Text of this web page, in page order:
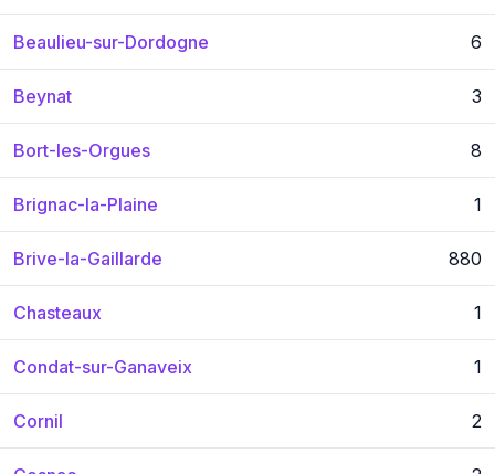
Beaulieu-sur-Dordogne 6
Beynat 3
Bort-les-Orgues 8
Brignac-la-Plaine 1
Brive-la-Gaillarde 880
Chasteaux 1
Condat-sur-Ganaveix 1
Cornil 2